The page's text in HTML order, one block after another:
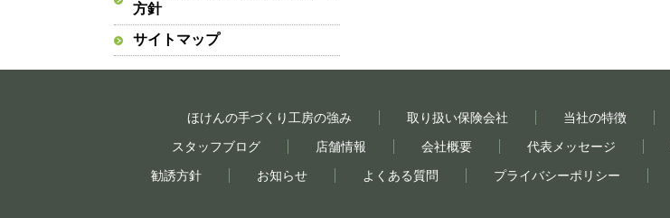
方針
サイトマップ
ほけんの手づくり工房の強み 取り扱い保険会社 当社の特徴
スタッフブログ
店舗情報 会社概要 代表メッセージ
勧誘方針
お知らせ よくある質問 プライバシーポリシー